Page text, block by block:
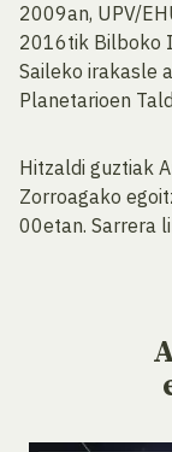
2009an, UPV/
2016tik Bilboko
Saileko irakasle
Planetarioen
Hitzaldi guztiak
Zorroagako
00etan. Sarrera